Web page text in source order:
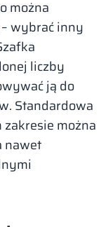
można
wybrać inny
liczby
ją do
Standardowa
można
nawet